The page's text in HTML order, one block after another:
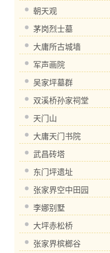
朝天观
茅岗烈士墓
大庸所古城墙
军声画院
吴家坪墓群
双溪桥孙家祠堂
天门山
大庸天门书院
武昌砖塔
东门坪遗址
张家界空中田园
李娜别墅
大坪赤松桥
张家界槟榔谷